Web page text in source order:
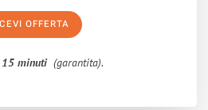
OFFERTA
minuti (garantita).